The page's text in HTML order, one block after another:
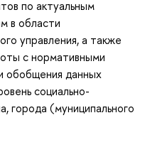
по актуальным
в области
управления, а также
с нормативными
обобщения данных
социально-
города (муниципального